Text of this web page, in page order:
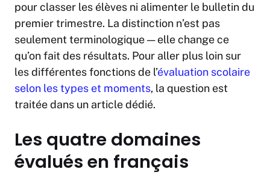
pour classer les élèves ni alimenter le bulletin du
premier trimestre. La distinction n’est pas
seulement terminologique — elle change ce
qu’on fait des résultats. Pour aller plus loin sur
les différentes fonctions de l’évaluation scolaire
selon les types et moments, la question est
traitée dans un article dédié.
Les quatre domaines
évalués en français